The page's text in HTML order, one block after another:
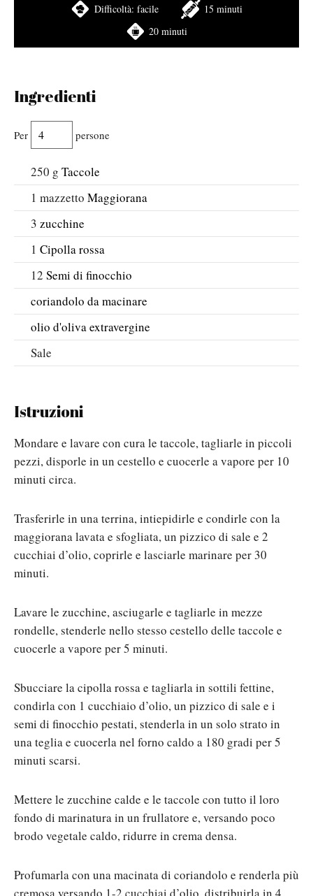
Difficoltà: facile
15 minuti
20 minuti
Ingredienti
Per persone
250 g Taccole
1 mazzetto Maggiorana
3 zucchine
1 Cipolla rossa
12 Semi di finocchio
coriandolo da macinare
olio d'oliva extravergine
Sale
Istruzioni
Mondare e lavare con cura le taccole, tagliarle in piccoli
pezzi, disporle in un cestello e cuocerle a vapore per 10
minuti circa.
Trasferirle in una terrina, intiepidirle e condirle con la
maggiorana lavata e sfogliata, un pizzico di sale e 2
cucchiai d’olio, coprirle e lasciarle marinare per 30
minuti.
Lavare le zucchine, asciugarle e tagliarle in mezze
rondelle, stenderle nello stesso cestello delle taccole e
cuocerle a vapore per 5 minuti.
Sbucciare la cipolla rossa e tagliarla in sottili fettine,
condirla con 1 cucchiaio d’olio, un pizzico di sale e i
semi di finocchio pestati, stenderla in un solo strato in
una teglia e cuocerla nel forno caldo a 180 gradi per 5
minuti scarsi.
Mettere le zucchine calde e le taccole con tutto il loro
fondo di marinatura in un frullatore e, versando poco
brodo vegetale caldo, ridurre in crema densa.
Profumarla con una macinata di coriandolo e renderla più